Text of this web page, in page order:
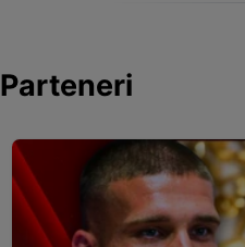
Parteneri